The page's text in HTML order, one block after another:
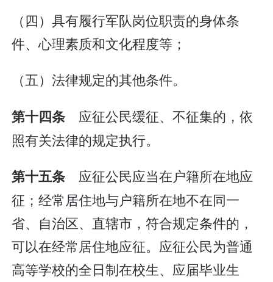
（四）具有履行军队岗位职责的身体条
件、心理素质和文化程度等；
（五）法律规定的其他条件。
第十四条 应征公民缓征、不征集的，依
照有关法律的规定执行。
第十五条 应征公民应当在户籍所在地应
征；经常居住地与户籍所在地不在同一
省、自治区、直辖市，符合规定条件的，
可以在经常居住地应征。应征公民为普通
高等学校的全日制在校生、应届毕业生